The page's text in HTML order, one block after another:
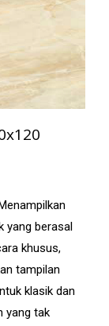
yang berasal
khusus,
tampilan
klasik dan
yang tak